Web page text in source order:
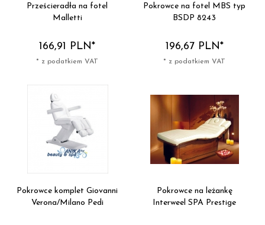
Prześcieradła na fotel
Malletti
166,91 PLN*
* z podatkiem VAT
Pokrowce na fotel MBS typ
BSDP 8243
196,67 PLN*
* z podatkiem VAT
Pokrowce komplet Giovanni
Verona/Milano Pedi
Pokrowce na leżankę
Interweel SPA Prestige